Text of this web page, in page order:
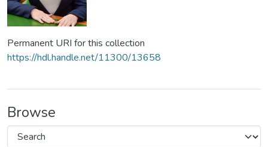
Permanent URI for this collection
https://hdl.handle.net/11300/13658
Browse